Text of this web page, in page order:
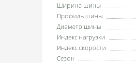
Ширина шины
Профиль шины
Диаметр шины
Индекс нагрузки
Индекс скорости
Сезон